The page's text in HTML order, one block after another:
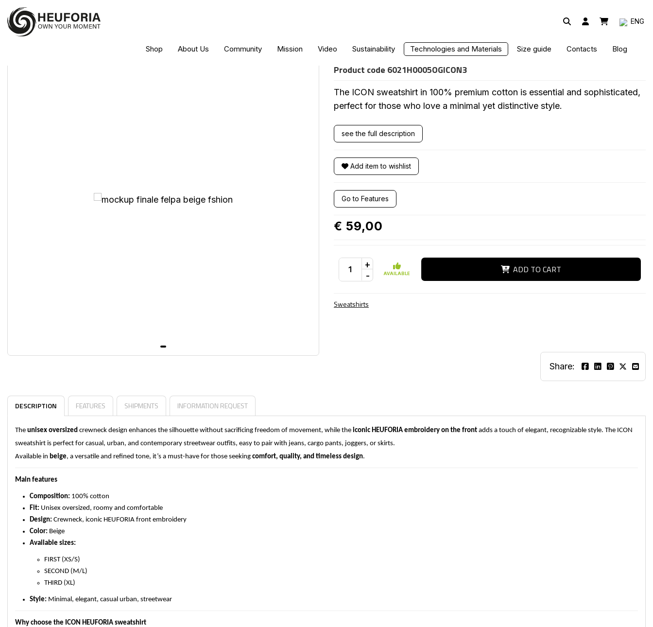
ENG
Shop About Us Community Mission Video Sustainability Technologies and Materials Size guide Contacts Blog
ICON HOODIE
Product code 6021H0005OGICON3
The ICON sweatshirt in 100% premium cotton is essential and sophisticated,
perfect for those who love a minimal yet distinctive style.
see the full description
Add item to wishlist
Go to Features
€ 59,00
+
- AVAILABLE ADD TO CART
Sweatshirts
Share:
DESCRIPTION FEATURES SHIPMENTS INFORMATION REQUEST
The unisex oversized crewneck design enhances the silhouette without sacrificing freedom of movement, while the iconic HEUFORIA embroidery on the front adds a touch of elegant, recognizable style. The ICON
sweatshirt is perfect for casual, urban, and contemporary streetwear outfits, easy to pair with jeans, cargo pants, joggers, or skirts.
Available in beige, a versatile and refined tone, it’s a must-have for those seeking comfort, quality, and timeless design.
Main features
Composition: 100% cotton
Fit: Unisex oversized, roomy and comfortable
Design: Crewneck, iconic HEUFORIA front embroidery
Color: Beige
Available sizes:
FIRST (XS/S)
SECOND (M/L)
THIRD (XL)
Style: Minimal, elegant, casual urban, streetwear
Why choose the ICON HEUFORIA sweatshirt